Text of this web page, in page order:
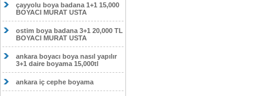
SOKULLU DAİRE BOYAMA 1000TL
EV,İŞYERİ BOYA BADANA USTASI
0554 184 41 66
çayyolu boya badana 1+1 15,000
BOYACI MURAT USTA
ostim boya badana 3+1 20,000 TL
BOYACI MURAT USTA
ankara boyacı boya nasıl yapılır
3+1 daire boyama 15,000tl
ankara iç cephe boyama